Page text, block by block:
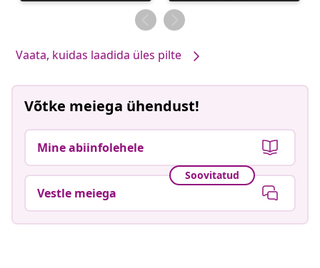
Vaata, kuidas laadida üles pilte
Võtke meiega ühendust!
Mine abiinfolehele
Soovitatud
Vestle meiega